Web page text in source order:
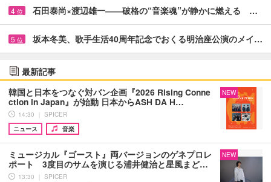
4 位 石田泰尚×渡辺雄一――破格の“音楽魂”が静かに燃える …
5 位 坂本冬美、歌手生活40周年記念でおくる明治座公演のメイ…
最新記事
韓国と日本をつなぐ対バン企画『2026 Rising Conne
ction in Japan』が始動 日本からASH DA H…
14:30 ｜ SPICER
ニュース
音楽
NEW
ミュージカル『ゴースト』両バージョンのゲネプロレ
ポート 3度目のサムを演じる浦井健治と星風まど…
13:30 ｜ SPICER
NEW